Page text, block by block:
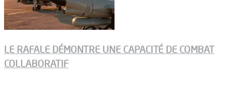
LE RAFALE DÉMONTRE UNE CAPACITÉ DE COMBAT
COLLABORATIF